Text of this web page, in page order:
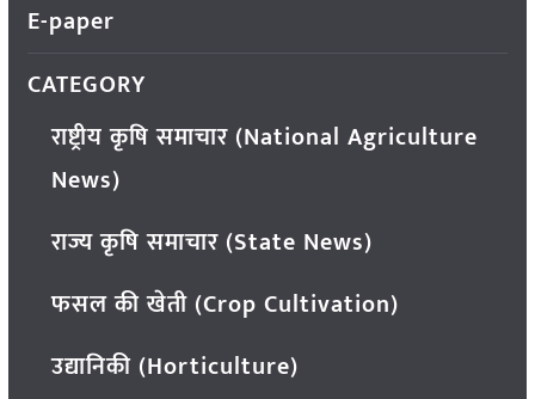
E-paper
CATEGORY
राष्ट्रीय कृषि समाचार (National Agriculture
News)
राज्य कृषि समाचार (State News)
फसल की खेती (Crop Cultivation)
उद्यानिकी (Horticulture)